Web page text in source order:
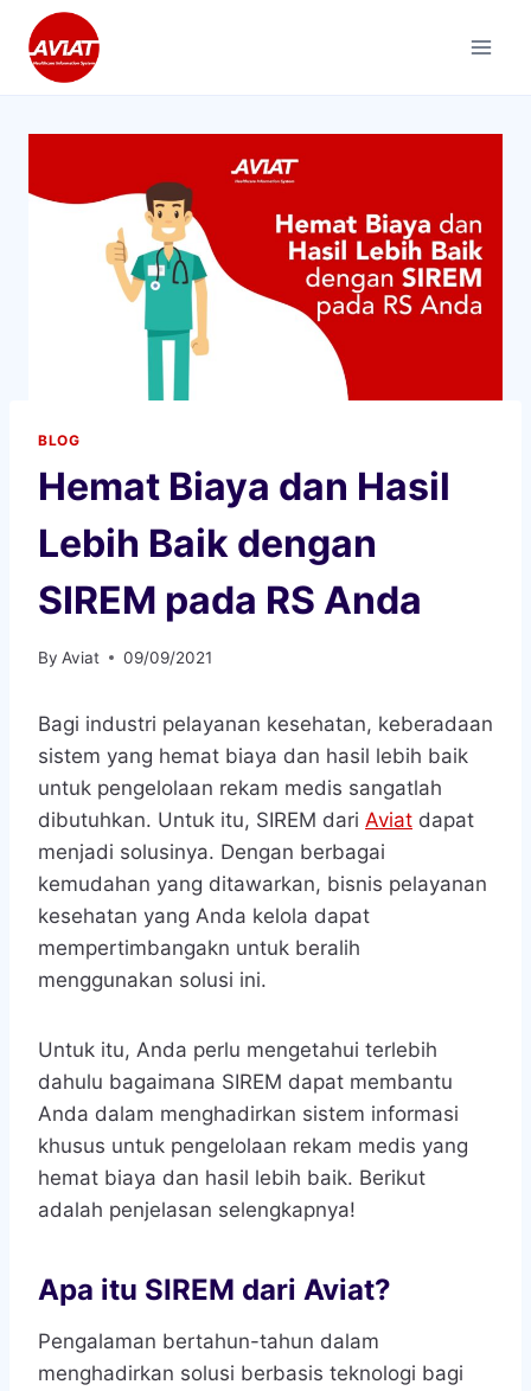
content
BLOG
Hemat Biaya dan Hasil
Lebih Baik dengan
SIREM pada RS Anda
By Aviat 09/09/2021
Bagi industri pelayanan kesehatan, keberadaan
sistem yang hemat biaya dan hasil lebih baik
untuk pengelolaan rekam medis sangatlah
dibutuhkan. Untuk itu, SIREM dari Aviat dapat
menjadi solusinya. Dengan berbagai
kemudahan yang ditawarkan, bisnis pelayanan
kesehatan yang Anda kelola dapat
mempertimbangakn untuk beralih
menggunakan solusi ini.
Untuk itu, Anda perlu mengetahui terlebih
dahulu bagaimana SIREM dapat membantu
Anda dalam menghadirkan sistem informasi
khusus untuk pengelolaan rekam medis yang
hemat biaya dan hasil lebih baik. Berikut
adalah penjelasan selengkapnya!
Apa itu SIREM dari Aviat?
Pengalaman bertahun-tahun dalam
menghadirkan solusi berbasis teknologi bagi